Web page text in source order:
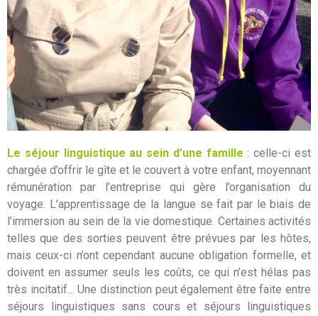
Le séjour linguistique au sein d’une famille: celle-ci est
chargée d’offrir le gîte et le couvert à votre enfant, moyennant
rémunération par l’entreprise qui gère l’organisation du
voyage. L’apprentissage de la langue se fait par le biais de
l’immersion au sein de la vie domestique. Certaines activités
telles que des sorties peuvent être prévues par les hôtes,
mais ceux-ci n’ont cependant aucune obligation formelle, et
doivent en assumer seuls les coûts, ce qui n’est hélas pas
très incitatif… Une distinction peut également être faite entre
séjours linguistiques sans cours et séjours linguistiques